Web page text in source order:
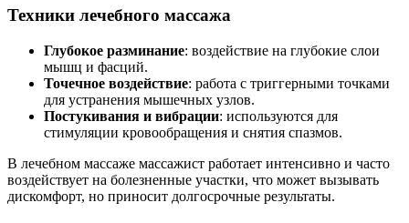
Техники лечебного массажа
Глубокое разминание: воздействие на глубокие слои
мышц и фасций.
Точечное воздействие: работа с триггерными точками
для устранения мышечных узлов.
Постукивания и вибрации: используются для
стимуляции кровообращения и снятия спазмов.
В лечебном массаже массажист работает интенсивно и часто
воздействует на болезненные участки, что может вызывать
дискомфорт, но приносит долгосрочные результаты.